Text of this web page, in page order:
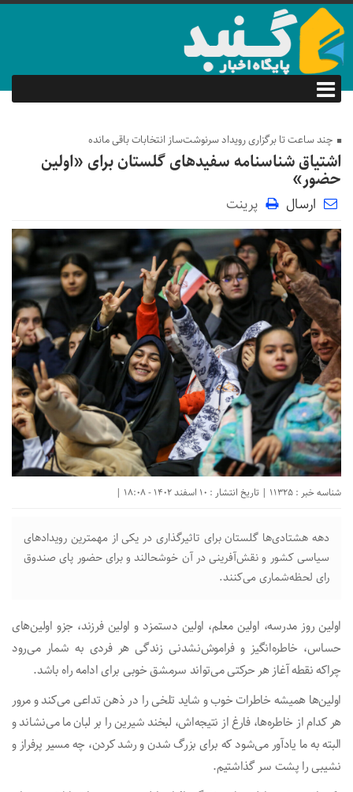
چند ساعت تا برگزاری رویداد سرنوشت‌ساز انتخابات باقی مانده
اشتیاق شناسنامه سفیدهای گلستان برای «اولین
حضور»
ارسال پرینت
شناسه خبر : 11325 | تاریخ انتشار : 10 اسفند 1402 - 18:08 |
دهه هشتادی‌ها گلستان برای تاثیرگذاری در یکی از مهمترین رویدادهای
سیاسی کشور و نقش‌آفرینی در آن خوشحالند و برای حضور پای صندوق
رای لحظه‌شماری می‌کنند.
اولین روز مدرسه، اولین معلم، اولین دستمزد و اولین فرزند، جزو اولین‌های
حساس، خاطره‌انگیز و فراموش‌نشدنی زندگی هر فردی به شمار می‌رود
چراکه نقطه آغاز هر حرکتی می‌تواند سرمشق خوبی برای ادامه راه باشد.
اولین‌ها همیشه خاطرات خوب و شاید تلخی را در ذهن تداعی می‌کند و مرور
هر کدام از خاطره‌ها، فارغ از نتیجه‌اش، لبخند شیرین را بر لبان ما می‌نشاند و
البته به ما یادآور می‌شود که برای بزرگ شدن و رشد کردن، چه مسیر پرفراز و
نشیبی را پشت سر گذاشتیم.